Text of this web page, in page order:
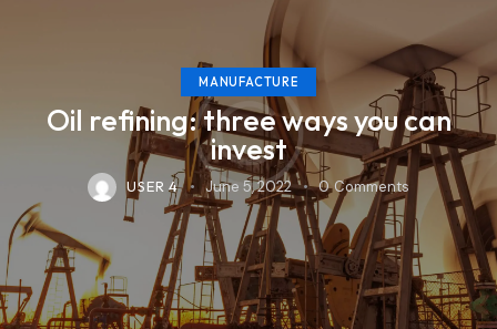
MANUFACTURE
Oil refining: three ways you can
invest
USER 4 June 5, 2022 0 Comments